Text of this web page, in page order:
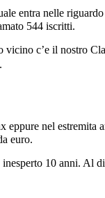
entra nelle
544 iscritti.
c’e il nostro
nel
euro.
10 anni. Al